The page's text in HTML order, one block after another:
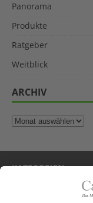
Panorama
Produkte
Ratgeber
Weitblick
ARCHIV
KATEGORIEN